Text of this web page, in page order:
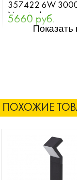
357422 6W
Novotech
5660 руб.
Показать
ПОХОЖИЕ